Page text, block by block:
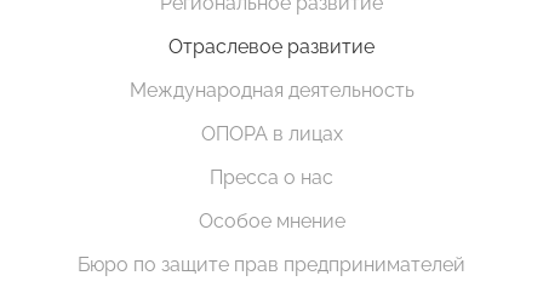
Отраслевое развитие
Международная деятельность
ОПОРА в лицах
Пресса о нас
Особое мнение
Бюро по защите прав предпринимателей